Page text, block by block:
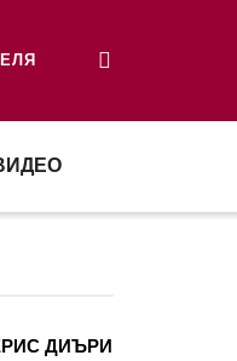
ДИЪРИ